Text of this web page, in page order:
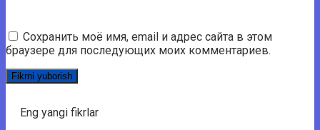
Сохранить моё имя, email и адрес сайта в этом
браузере для последующих моих комментариев.
Eng yangi fikrlar